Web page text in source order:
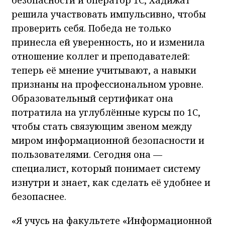
решила участвовать импульсивно, чтобы
проверить себя. Победа не только
принесла ей уверенность, но и изменила
отношение коллег и преподавателей:
теперь её мнение учитывают, а навыки
признаны на профессиональном уровне.
Образовательный сертификат она
потратила на углублённые курсы по 1С,
чтобы стать связующим звеном между
миром информационной безопасности и
пользователями. Сегодня она —
специалист, который понимает систему
изнутри и знает, как сделать её удобнее и
безопаснее.
«Я учусь на факультете «Информационной